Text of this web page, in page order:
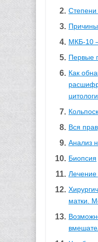
Степени
МКБ-10
Первые
Как
Вся
Анализ
Биопсия
Лечение
матки.